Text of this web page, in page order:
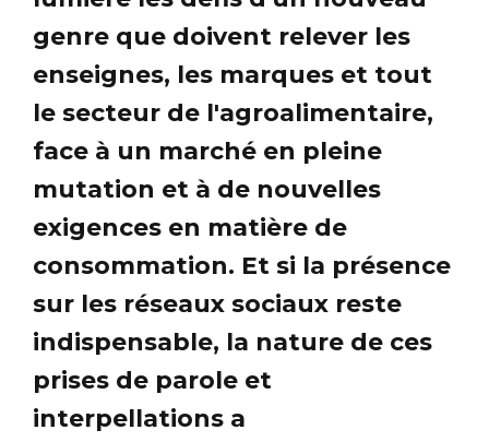
genre que doivent relever les
enseignes, les marques et tout
le secteur de l'agroalimentaire,
face à un marché en pleine
mutation et à de nouvelles
exigences en matière de
consommation. Et si la présence
sur les réseaux sociaux reste
indispensable, la nature de ces
prises de parole et
interpellations a